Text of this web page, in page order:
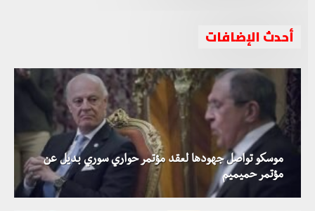
أحدث الإضافات
موسكو تواصل جهودها لعقد مؤتمر حواري سوري بديل عن
مؤتمر حميميم